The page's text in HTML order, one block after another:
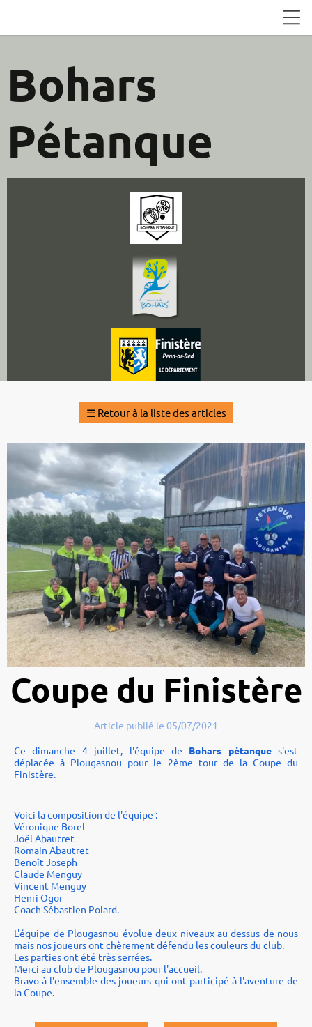
Bohars
Pétanque
☰ Retour à la liste des articles
Coupe du Finistère
Article publié le 05/07/2021
Ce dimanche 4 juillet, l'équipe de Bohars pétanques'est
déplacée à Plougasnou pour le 2ème tour de la Coupe du
Finistère.
Voici la composition de l'équipe :
Véronique Borel
Joël Abautret
Romain Abautret
Benoît Joseph
Claude Menguy
Vincent Menguy
Henri Ogor
Coach Sébastien Polard.
L'équipe de Plougasnou évolue deux niveaux au-dessus de nous
mais nos joueurs ont chèrement défendu les couleurs du club.
Les parties ont été très serrées.
Merci au club de Plougasnou pour l'accueil.
Bravo à l'ensemble des joueurs qui ont participé à l'aventure de
la Coupe.